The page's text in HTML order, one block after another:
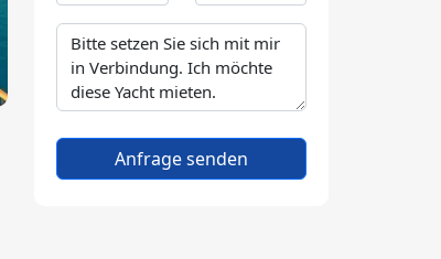
Anfrage senden